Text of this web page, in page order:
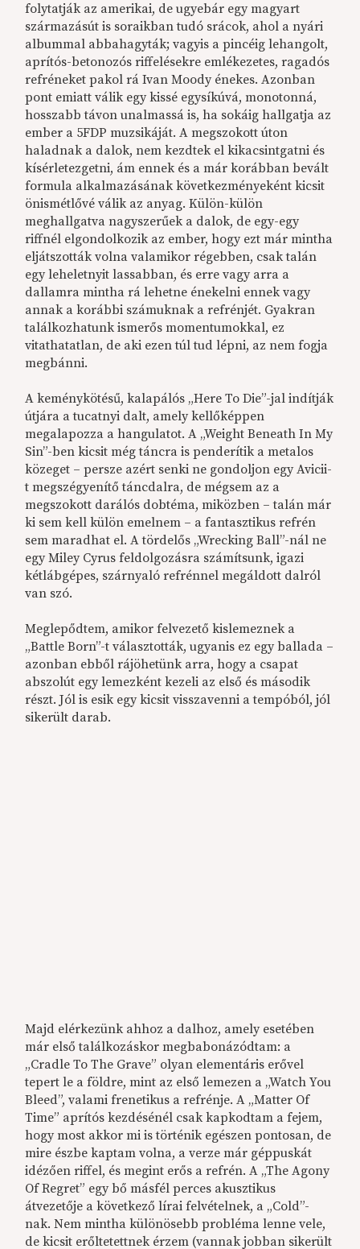
folytatják az amerikai, de ugyebár egy magyart
származásút is soraikban tudó srácok, ahol a nyári
albummal abbahagyták; vagyis a pincéig lehangolt,
aprítós-betonozós riffelésekre emlékezetes, ragadós
refréneket pakol rá Ivan Moody énekes. Azonban
pont emiatt válik egy kissé egysíkúvá, monotonná,
hosszabb távon unalmassá is, ha sokáig hallgatja az
ember a 5FDP muzsikáját. A megszokott úton
haladnak a dalok, nem kezdtek el kikacsintgatni és
kísérletezgetni, ám ennek és a már korábban bevált
formula alkalmazásának következményeként kicsit
önismétlővé válik az anyag. Külön-külön
meghallgatva nagyszerűek a dalok, de egy-egy
riffnél elgondolkozik az ember, hogy ezt már mintha
eljátszották volna valamikor régebben, csak talán
egy leheletnyit lassabban, és erre vagy arra a
dallamra mintha rá lehetne énekelni ennek vagy
annak a korábbi számuknak a refrénjét. Gyakran
találkozhatunk ismerős momentumokkal, ez
vitathatatlan, de aki ezen túl tud lépni, az nem fogja
megbánni.
A keménykötésű, kalapálós „Here To Die”-jal indítják
útjára a tucatnyi dalt, amely kellőképpen
megalapozza a hangulatot. A „Weight Beneath In My
Sin”-ben kicsit még táncra is penderítik a metalos
közeget – persze azért senki ne gondoljon egy Avicii-
t megszégyenítő táncdalra, de mégsem az a
megszokott darálós dobtéma, miközben – talán már
ki sem kell külön emelnem – a fantasztikus refrén
sem maradhat el. A tördelős „Wrecking Ball”-nál ne
egy Miley Cyrus feldolgozásra számítsunk, igazi
kétlábgépes, szárnyaló refrénnel megáldott dalról
van szó.
Meglepődtem, amikor felvezető kislemeznek a
„Battle Born”-t választották, ugyanis ez egy ballada –
azonban ebből rájöhetünk arra, hogy a csapat
abszolút egy lemezként kezeli az első és második
részt. Jól is esik egy kicsit visszavenni a tempóból, jól
sikerült darab.
Majd elérkezünk ahhoz a dalhoz, amely esetében
már első találkozáskor megbabonázódtam: a
„Cradle To The Grave” olyan elementáris erővel
tepert le a földre, mint az első lemezen a „Watch You
Bleed”, valami frenetikus a refrénje. A „Matter Of
Time” aprítós kezdésénél csak kapkodtam a fejem,
hogy most akkor mi is történik egészen pontosan, de
mire észbe kaptam volna, a verze már géppuskát
idézően riffel, és megint erős a refrén. A „The Agony
Of Regret” egy bő másfél perces akusztikus
átvezetője a következő lírai felvételnek, a „Cold”-
nak. Nem mintha különösebb probléma lenne vele,
de kicsit erőltetettnek érzem (vannak jobban sikerült